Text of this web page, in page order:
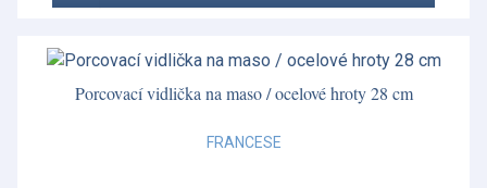
Porcovací vidlička na maso / ocelové hroty 28 cm
FRANCESE